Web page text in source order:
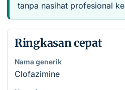
tanpa nasihat profesional
Ringkasan cepat
Nama generik
Clofazimine